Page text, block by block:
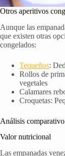
Otros aperitivos
Aunque las
que existen otras
congelados:
Tequeños:
Rollos de
vegetales
Calamares
Croquetas:
Análisis comparativo
Valor nutricional
Las empanadas